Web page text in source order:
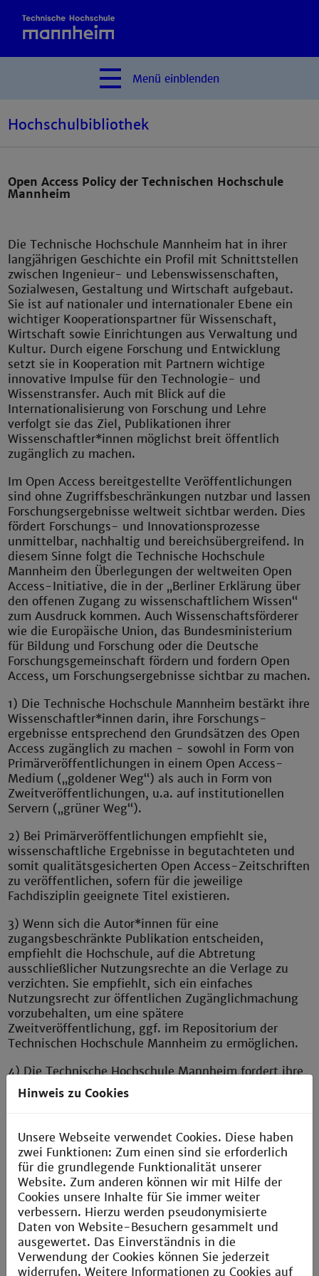
Menü einblenden
Hochschulbibliothek
Open Access Policy der Technischen Hochschule
Mannheim
Die Technische Hochschule Mannheim hat in ihrer
langjährigen Geschichte ein Profil mit Schnittstellen
zwischen Ingenieur- und Lebenswissenschaften,
Sozialwesen, Gestaltung und Wirtschaft aufgebaut.
Sie ist auf nationaler und internationaler Ebene ein
wichtiger Kooperationspartner für Wissenschaft,
Wirtschaft sowie Einrichtungen aus Verwaltung und
Kultur. Durch eigene Forschung und Entwicklung
setzt sie in Kooperation mit Partnern wichtige
innovative Impulse für den Technologie- und
Wissenstransfer. Auch mit Blick auf die
Internationalisierung von Forschung und Lehre
verfolgt sie das Ziel, Publikationen ihrer
Wissenschaftler*innen möglichst breit öffentlich
zugänglich zu machen.
Im Open Access bereitgestellte Veröffentlichungen
sind ohne Zugriffsbeschränkungen nutzbar und lassen
Forschungsergebnisse weltweit sichtbar werden. Dies
fördert Forschungs- und Innovationsprozesse
unmittelbar, nachhaltig und bereichsübergreifend. In
diesem Sinne folgt die Technische Hochschule
Mannheim den Überlegungen der weltweiten Open
Access-Initiative, die in der „Berliner Erklärung über
den offenen Zugang zu wissenschaftlichem Wissen“
zum Ausdruck kommen. Auch Wissenschaftsförderer
wie die Europäische Union, das Bundesministerium
für Bildung und Forschung oder die Deutsche
Forschungsgemeinschaft fördern und fordern Open
Access, um Forschungsergebnisse sichtbar zu machen.
1) Die Technische Hochschule Mannheim bestärkt ihre
Wissenschaftler*innen darin, ihre Forschungs-
ergebnisse entsprechend den Grundsätzen des Open
Access zugänglich zu machen - sowohl in Form von
Primärveröffentlichungen in einem Open Access-
Medium („goldener Weg“) als auch in Form von
Zweitveröffentlichungen, u.a. auf institutionellen
Servern („grüner Weg“).
2) Bei Primärveröffentlichungen empfiehlt sie,
wissenschaftliche Ergebnisse in begutachteten und
somit qualitätsgesicherten Open Access-Zeitschriften
zu veröffentlichen, sofern für die jeweilige
Fachdisziplin geeignete Titel existieren.
3) Wenn sich die Autor*innen für eine
zugangsbeschränkte Publikation entscheiden,
empfiehlt die Hochschule, auf die Abtretung
ausschließlicher Nutzungsrechte an die Verlage zu
verzichten. Sie empfiehlt, sich ein einfaches
Nutzungsrecht zur öffentlichen Zugänglichmachung
vorzubehalten, um eine spätere
Zweitveröffentlichung, ggf. im Repositorium der
Technischen Hochschule Mannheim zu ermöglichen.
4) Die Technische Hochschule Mannheim fordert ihre
Autor*innen (mit Verweis auf § 44 (6) LHG) auf, ihre
Möglichkeiten zu nutzen, um bereits veröffentlichte
der Hochschule zu publizieren. Ziel ist der
vollständige Nachweis der Publikationen der
Technischen Hochschule Mannheim.
5) Die Hochschule ermuntert ihre Mitglieder,
bestehende Open Access-Zeitschriften durch
Gutachter- und Herausgebertätigkeit zu fördern und
den Übergang renommierter
Subskriptionszeitschriften in Open Access-Modelle zu
unterstützen.
Hinweis zu Cookies
Unsere Webseite verwendet Cookies. Diese haben
zwei Funktionen: Zum einen sind sie erforderlich
für die grundlegende Funktionalität unserer
Website. Zum anderen können wir mit Hilfe der
Cookies unsere Inhalte für Sie immer weiter
verbessern. Hierzu werden pseudonymisierte
Daten von Website-Besuchern gesammelt und
ausgewertet. Das Einverständnis in die
Verwendung der Cookies können Sie jederzeit
widerrufen. Weitere Informationen zu Cookies auf